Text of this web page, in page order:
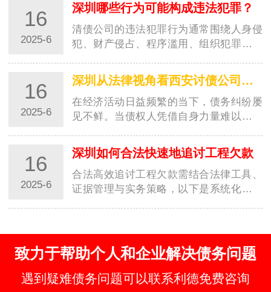
16
2025-6
深圳哪些行为可能构成违法犯罪？
清债公司的违法犯罪行为通常围绕人身侵
犯、财产侵占、程序滥用、组织犯罪四大
《治安管…
16
2025-6
深圳从法律视角看西安讨债公司的追债手段
在经济活动日益频繁的当下，债务纠纷屡
见不鲜。当债权人凭借自身力量难以收回
西安的讨…
16
2025-6
深圳如何合法快速地追讨工程欠款
合法高效追讨工程欠款需结合法律工具、
证据管理与实务策略，以下是系统化解决
致力于帮助个人和企业解决债务问题
遇到疑难债务问题可以联系利德免费咨询